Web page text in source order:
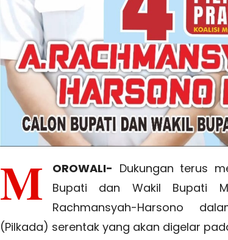
M OROWALI- Dukungan terus
Bupati dan Wakil Bupati
Rachmansyah-Harsono
(Pilkada) serentak yang akan digelar